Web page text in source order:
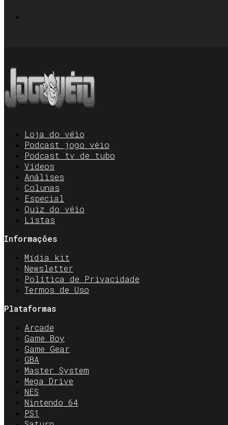
Loja do véio
Podcast jogo véio
Podcast tv de tubo
Vídeos
Análises
Colunas
Especial
Quiz do véio
Listas
Informações
Mídia kit
Newsletter
Política de Privacidade
Termos de Uso
Plataformas
Arcade
Game Boy
Game Gear
GBA
Master System
Mega Drive
NES
Nintendo 64
PS1